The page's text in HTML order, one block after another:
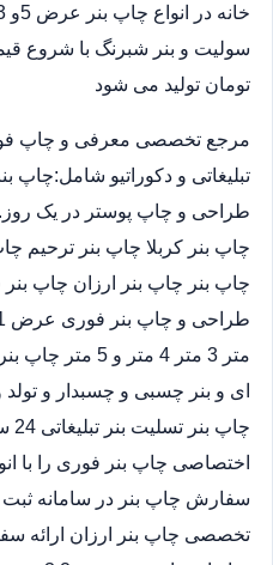
تومان تولید می شود
مرجع تخصصی معرفی و چاپ
تبلیغاتی و دکوراتیو شامل:چاپ
طراحی و چاپ پوستر در یک
چاپ بنر کربلا چاپ بنر ترحیم
چاپ بنر چاپ بنر ارزان چاپ
متر 3 متر 4 متر
ای و بنر چسبی و چسبدار و
اختصاصی چاپ بنر فوری را با
سفارش چاپ بنر در سامانه
تخصصی چاپ بنر ارزان ارائه